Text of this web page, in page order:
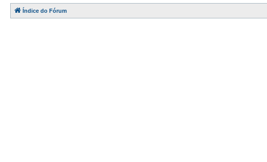
Índice do Fórum